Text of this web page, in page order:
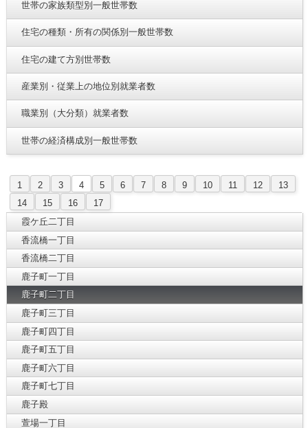
世帯の家族類型別一般世帯数
住宅の種類・所有の関係別一般世帯数
住宅の建て方別世帯数
産業別・従業上の地位別就業者数
職業別（大分類）就業者数
世帯の経済構成別一般世帯数
1 2 3 4 5 6 7 8 9 10 11 12
13
14
15 16
17
霞ケ丘二丁目
香流橋一丁目
香流橋二丁目
鹿子町一丁目
鹿子町二丁目
鹿子町三丁目
鹿子町四丁目
鹿子町五丁目
鹿子町六丁目
鹿子町七丁目
鹿子殿
萱場一丁目